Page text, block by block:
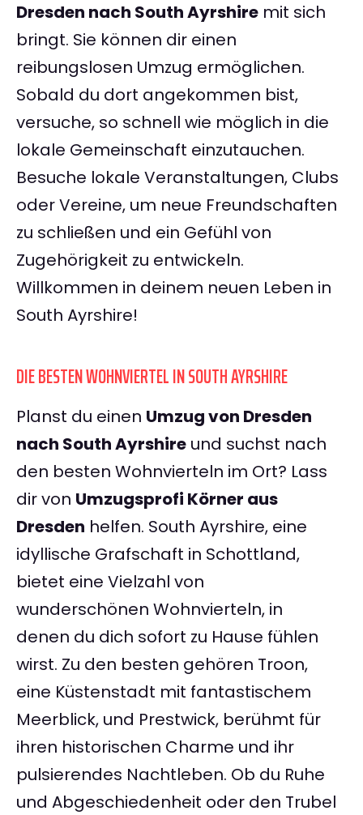
Dresden nach South Ayrshire mit sich
bringt. Sie können dir einen
reibungslosen Umzug ermöglichen.
Sobald du dort angekommen bist,
versuche, so schnell wie möglich in die
lokale Gemeinschaft einzutauchen.
Besuche lokale Veranstaltungen, Clubs
oder Vereine, um neue Freundschaften
zu schließen und ein Gefühl von
Zugehörigkeit zu entwickeln.
Willkommen in deinem neuen Leben in
South Ayrshire!
DIE BESTEN WOHNVIERTEL IN SOUTH AYRSHIRE
Planst du einen Umzug von Dresden
nach South Ayrshire und suchst nach
den besten Wohnvierteln im Ort? Lass
dir von Umzugsprofi Körner aus
Dresden helfen. South Ayrshire, eine
idyllische Grafschaft in Schottland,
bietet eine Vielzahl von
wunderschönen Wohnvierteln, in
denen du dich sofort zu Hause fühlen
wirst. Zu den besten gehören Troon,
eine Küstenstadt mit fantastischem
Meerblick, und Prestwick, berühmt für
ihren historischen Charme und ihr
pulsierendes Nachtleben. Ob du Ruhe
und Abgeschiedenheit oder den Trubel